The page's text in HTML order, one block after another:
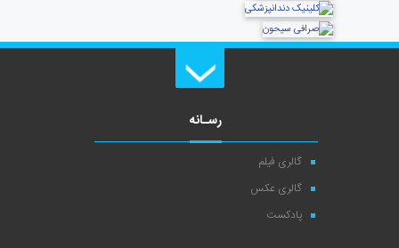
رسـانه
گالری فیلم
گالری عکس
پادکست